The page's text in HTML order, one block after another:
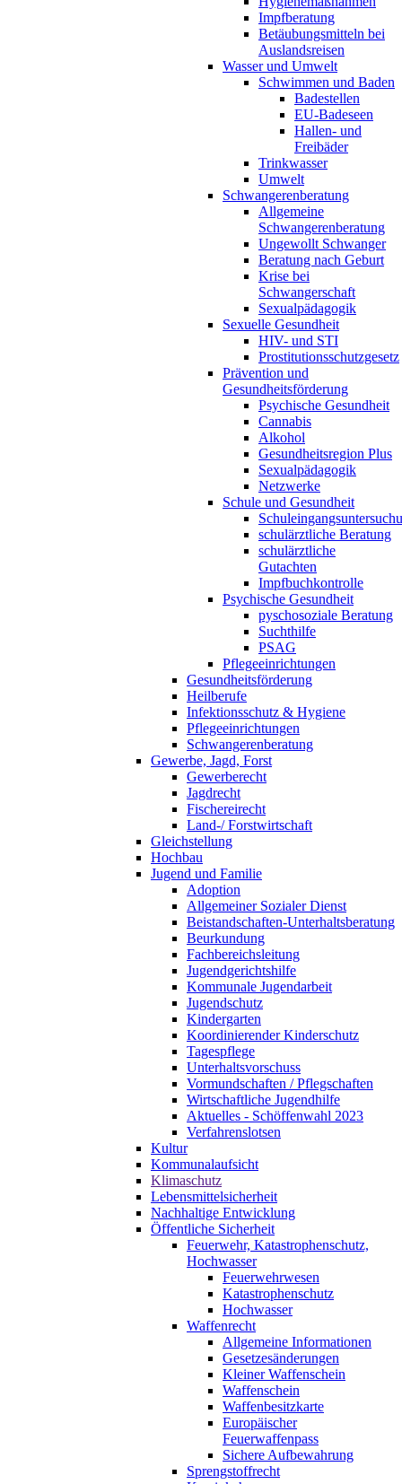
Impfberatung
Betäubungsmitteln bei
Auslandsreisen
Wasser und Umwelt
Schwimmen und Baden
Badestellen
EU-Badeseen
Hallen- und
Freibäder
Trinkwasser
Umwelt
Schwangerenberatung
Allgemeine
Schwangerenberatung
Ungewollt Schwanger
Beratung nach Geburt
Krise bei
Schwangerschaft
Sexualpädagogik
Sexuelle Gesundheit
HIV- und STI
Prostitutionsschutzgesetz
Prävention und
Gesundheitsförderung
Psychische Gesundheit
Cannabis
Alkohol
Gesundheitsregion Plus
Sexualpädagogik
Netzwerke
Schule und Gesundheit
schulärztliche Beratung
schulärztliche
Gutachten
Impfbuchkontrolle
Psychische Gesundheit
pyschosoziale Beratung
Suchthilfe
PSAG
Pflegeeinrichtungen
Gesundheitsförderung
Heilberufe
Infektionsschutz & Hygiene
Pflegeeinrichtungen
Schwangerenberatung
Gewerbe, Jagd, Forst
Gewerberecht
Jagdrecht
Fischereirecht
Land-/ Forstwirtschaft
Gleichstellung
Hochbau
Jugend und Familie
Adoption
Allgemeiner Sozialer Dienst
Beistandschaften-Unterhaltsberatung
Beurkundung
Fachbereichsleitung
Jugendgerichtshilfe
Kommunale Jugendarbeit
Jugendschutz
Kindergarten
Koordinierender Kinderschutz
Tagespflege
Unterhaltsvorschuss
Vormundschaften / Pflegschaften
Wirtschaftliche Jugendhilfe
Aktuelles - Schöffenwahl 2023
Verfahrenslotsen
Kultur
Kommunalaufsicht
Klimaschutz
Lebensmittelsicherheit
Nachhaltige Entwicklung
Öffentliche Sicherheit
Feuerwehr, Katastrophenschutz,
Hochwasser
Feuerwehrwesen
Katastrophenschutz
Hochwasser
Waffenrecht
Allgemeine Informationen
Gesetzesänderungen
Kleiner Waffenschein
Waffenschein
Waffenbesitzkarte
Europäischer
Feuerwaffenpass
Sichere Aufbewahrung
Sprengstoffrecht